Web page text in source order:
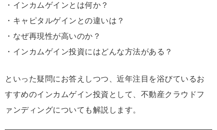
・インカムゲインとは何か？
・キャピタルゲインとの違いは？
・なぜ再現性が高いのか？
・インカムゲイン投資にはどんな方法がある？
といった疑問にお答えしつつ、近年注目を浴びているお
すすめのインカムゲイン投資として、不動産クラウドフ
ァンディングについても解説します。